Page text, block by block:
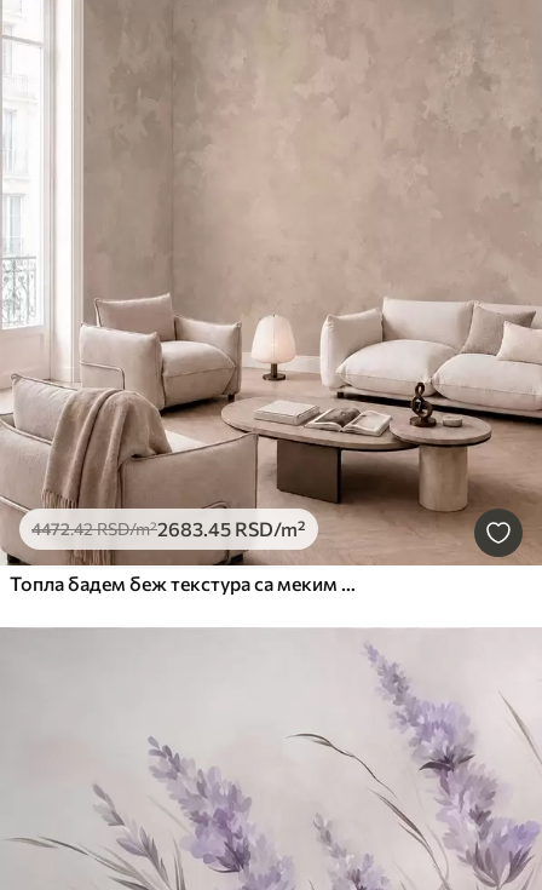
4472.42RSD/m²2683.45 RSD/m²
Топла бадем беж текстура са меким природним тоналним прелазима